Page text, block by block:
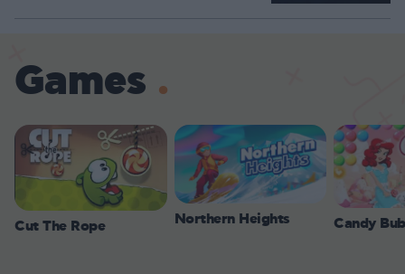
Games
Cut The Rope Northern Heights Candy